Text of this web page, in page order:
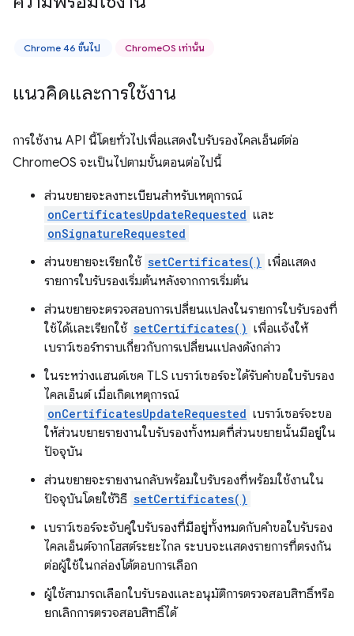
Chrome 46 ขึ้นไป ChromeOS เท่านั้น
แนวคิดและการใช้งาน
การใช้งาน API นี้โดยทั่วไปเพื่อแสดงใบรับรองไคลเอ็นต์ต่อ
ChromeOS จะเป็นไปตามขั้นตอนต่อไปนี้
ส่วนขยายจะลงทะเบียนสำหรับเหตุการณ์
onCertificatesUpdateRequested และ
onSignatureRequested
ส่วนขยายจะเรียกใช้ setCertificates() เพื่อแสดง
รายการใบรับรองเริ่มต้นหลังจากการเริ่มต้น
ส่วนขยายจะตรวจสอบการเปลี่ยนแปลงในรายการใบรับรองที่
ใช้ได้และเรียกใช้ setCertificates() เพื่อแจ้งให้
เบราว์เซอร์ทราบเกี่ยวกับการเปลี่ยนแปลงดังกล่าว
ในระหว่างแฮนด์เชค TLS เบราว์เซอร์จะได้รับคำขอใบรับรอง
ไคลเอ็นต์ เมื่อเกิดเหตุการณ์
onCertificatesUpdateRequested เบราว์เซอร์จะขอ
ให้ส่วนขยายรายงานใบรับรองทั้งหมดที่ส่วนขยายนั้นมีอยู่ใน
ปัจจุบัน
ส่วนขยายจะรายงานกลับพร้อมใบรับรองที่พร้อมใช้งานใน
ปัจจุบันโดยใช้วิธี setCertificates()
เบราว์เซอร์จะจับคู่ใบรับรองที่มีอยู่ทั้งหมดกับคำขอใบรับรอง
ไคลเอ็นต์จากโฮสต์ระยะไกล ระบบจะแสดงรายการที่ตรงกัน
ต่อผู้ใช้ในกล่องโต้ตอบการเลือก
ผู้ใช้สามารถเลือกใบรับรองและอนุมัติการตรวจสอบสิทธิ์หรือ
ยกเลิกการตรวจสอบสิทธิ์ได้